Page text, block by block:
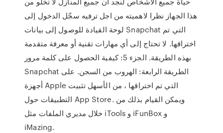
هذا الجهاز نظرا لاهميته من اجل ترفيه سجّل الدخول إلى
لوحة القيادة للوصول إلى بيانات Snapchat التي تم
اختراقها. لا تحتاج إلى أي مهارات تقنية أو معرفة متقدمة
بهذه الطريقة. الجزء 5: كيفية الحصول على كلمة مرور
Snapchat الطريقة الرابعة: الهروب من السجن. على
أجهزة Apple التي تم اختراقها ، من الأسهل تثبيت
التطبيقات حول App Store. ويمكن القيام بذلك من
خلال مديري الملفات مثل iTools و iFunBox و
iMazing.